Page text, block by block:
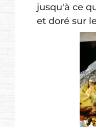
jusqu'à ce
et doré sur